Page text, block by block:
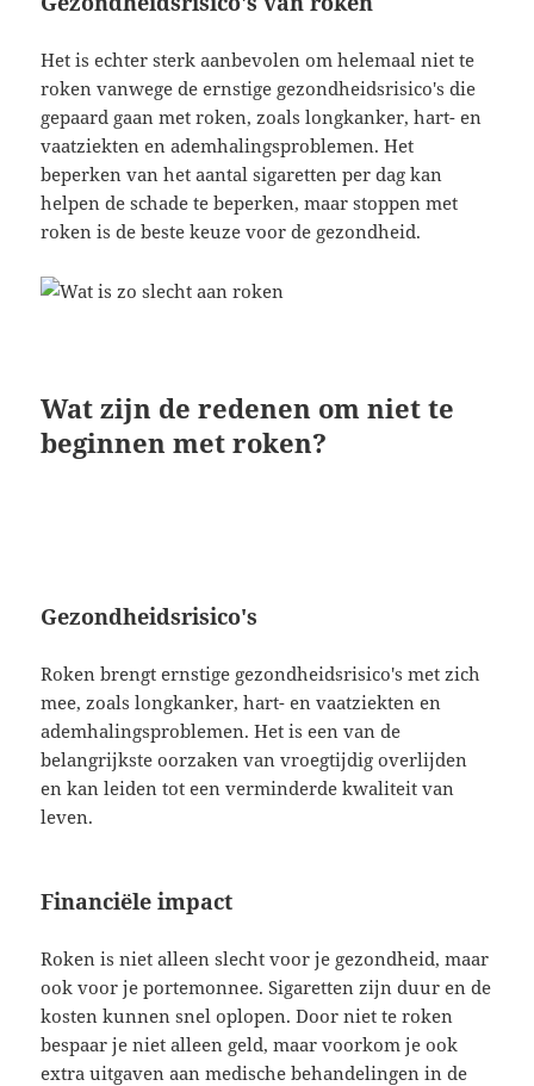
Het is echter sterk aanbevolen om helemaal niet te
roken vanwege de ernstige gezondheidsrisico's die
gepaard gaan met roken, zoals longkanker, hart- en
vaatziekten en ademhalingsproblemen. Het
beperken van het aantal sigaretten per dag kan
helpen de schade te beperken, maar stoppen met
roken is de beste keuze voor de gezondheid.
Wat zijn de redenen om niet te
beginnen met roken?
Gezondheidsrisico's
Roken brengt ernstige gezondheidsrisico's met zich
mee, zoals longkanker, hart- en vaatziekten en
ademhalingsproblemen. Het is een van de
belangrijkste oorzaken van vroegtijdig overlijden
en kan leiden tot een verminderde kwaliteit van
leven.
Financiële impact
Roken is niet alleen slecht voor je gezondheid, maar
ook voor je portemonnee. Sigaretten zijn duur en de
kosten kunnen snel oplopen. Door niet te roken
bespaar je niet alleen geld, maar voorkom je ook
extra uitgaven aan medische behandelingen in de